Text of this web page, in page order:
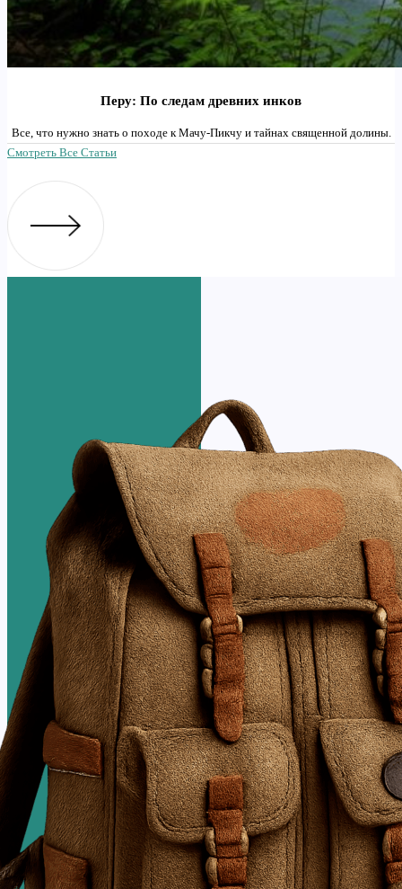
Перу: По следам древних инков
Все, что нужно знать о походе к Мачу-Пикчу и тайнах священной долины.
Смотреть Все Статьи